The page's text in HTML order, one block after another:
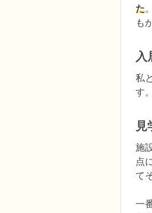
た
も
入
私
す
見
施
点
て
一